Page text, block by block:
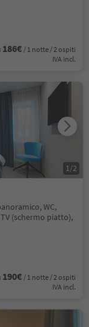
186€ / 1 notte / 2 ospiti
IVA incl.
WC,
(schermo piatto),
190€ / 1 notte / 2 ospiti
IVA incl.
1 /2